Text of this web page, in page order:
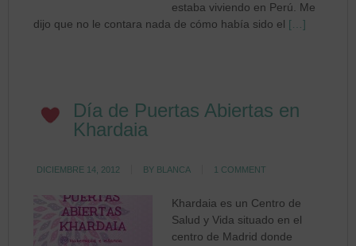
estaba viviendo en Perú. Me
dijo que no le contara nada de cómo había sido el […]
Día de Puertas Abiertas en
Khardaia
DICIEMBRE 14, 2012 BY BLANCA 1 COMMENT
Khardaia es un Centro de
Salud y Vida situado en el
centro de Madrid donde